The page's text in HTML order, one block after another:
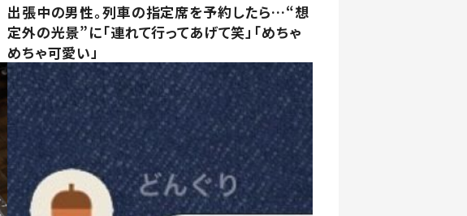
出張中の男性。列車の指定席を予約したら…“想
定外の光景”に「連れて行ってあげて笑」「めちゃ
めちゃ可愛い」